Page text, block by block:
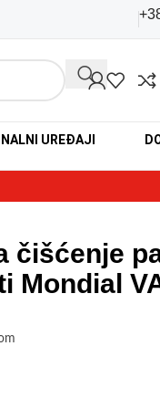
UREĐAJI
čišćenje
Mondial